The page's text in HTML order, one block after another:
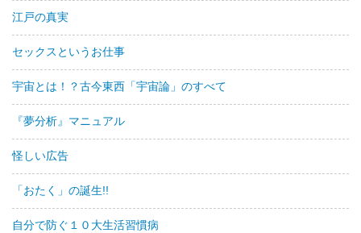
江戸の真実
セックスというお仕事
宇宙とは！？古今東西「宇宙論」のすべて
『夢分析』マニュアル
怪しい広告
「おたく」の誕生!!
自分で防ぐ１０大生活習慣病